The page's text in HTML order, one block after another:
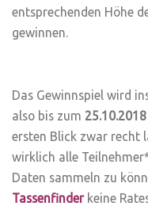
entsprechenden Höhe
gewinnen.
Das Gewinnspiel wird
also bis zum 25.10.2018
ersten Blick zwar recht
wirklich alle
Daten sammeln zu
Tassenfinderkeine